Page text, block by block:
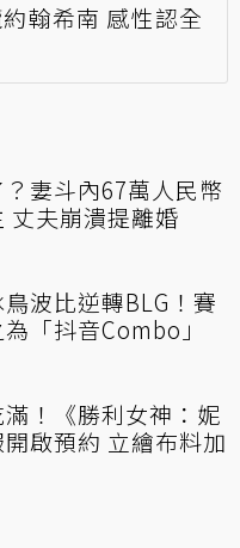
翰希南 感性認全
妻斗內67萬人民幣
丈夫崩潰提離婚
波比逆轉BLG！賽
「抖音Combo」
！《勝利女神：妮
啟預約 立繪布料加